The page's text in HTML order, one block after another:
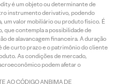
é um objeto ou determinante de
instrumento derivativo, podendo
um valor mobiliário ou produto físico. É
que contempla a possibilidade de
de alavancagem financeira. A duração
de curto prazo e o patrimônio do cliente
As condições de mercado,
podem afetar o
AO CÓDIGO ANBIMA DE